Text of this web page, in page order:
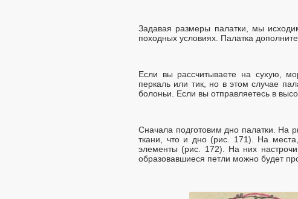
Задавая размеры палатки, мы
походных условиях. Палатка
Если вы рассчитываете на сухую,
перкаль или тик, но в этом случае
болоньи. Если вы отправляетесь в
Сначала подготовим дно палатки. На
ткани, что и дно (рис. 171). На
элементы (рис. 172). На них
образовавшиеся петли можно будет